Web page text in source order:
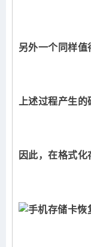
另外一个同样
上述过程产生
因此，在格式